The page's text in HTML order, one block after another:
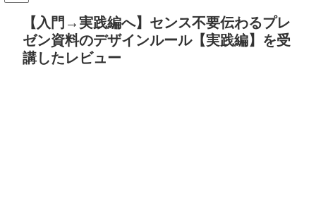
【入門→実践編へ】センス不要伝わるプレ
ゼン資料のデザインルール【実践編】を受
講したレビュー